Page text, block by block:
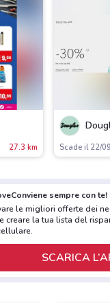
27.3 km Scade il 22/09
sempre con te!
le migliori offerte dei
creare la tua lista del
SCARICA